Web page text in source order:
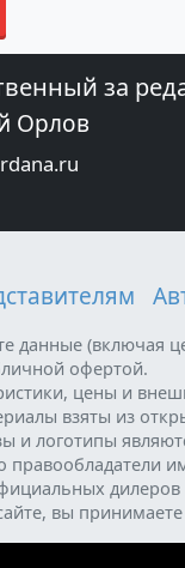
за
Орлов
данные (включая
офертой.
цены и
взяты из
и логотипы
вы принимаете